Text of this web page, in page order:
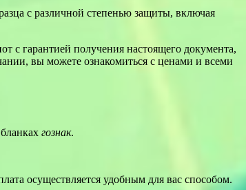
с различной степенью защиты, включая
с гарантией получения настоящего документа,
вы можете ознакомиться с ценами и всеми
гознак.
осуществляется удобным для вас способом.